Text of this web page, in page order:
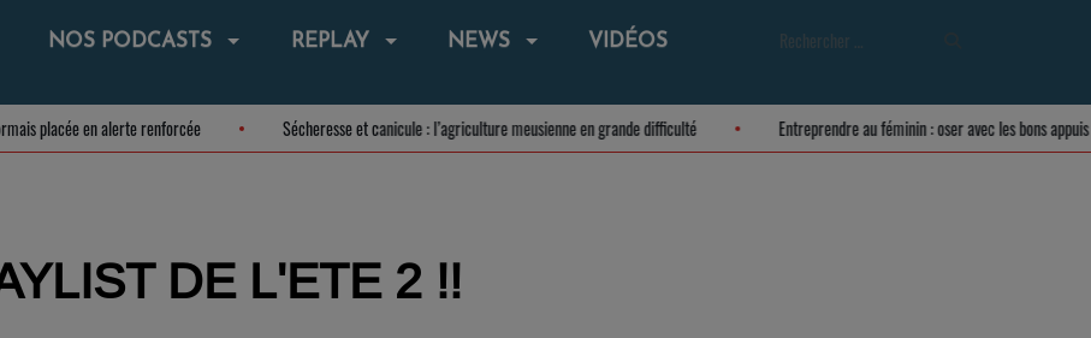
NOS PODCASTS REPLAY NEWS VIDÉOS
placée en alerte renforcée Sécheresse et canicule : l’agriculture meusienne en grande difficulté Entreprendre au féminin : oser avec les bons
DE L'ETE 2 !!